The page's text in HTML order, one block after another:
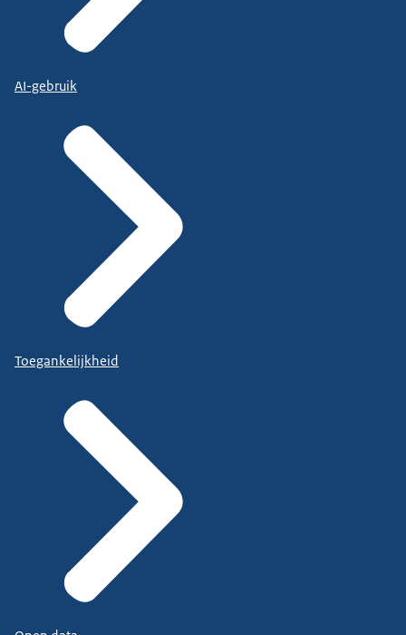
AI-gebruik
Toegankelijkheid